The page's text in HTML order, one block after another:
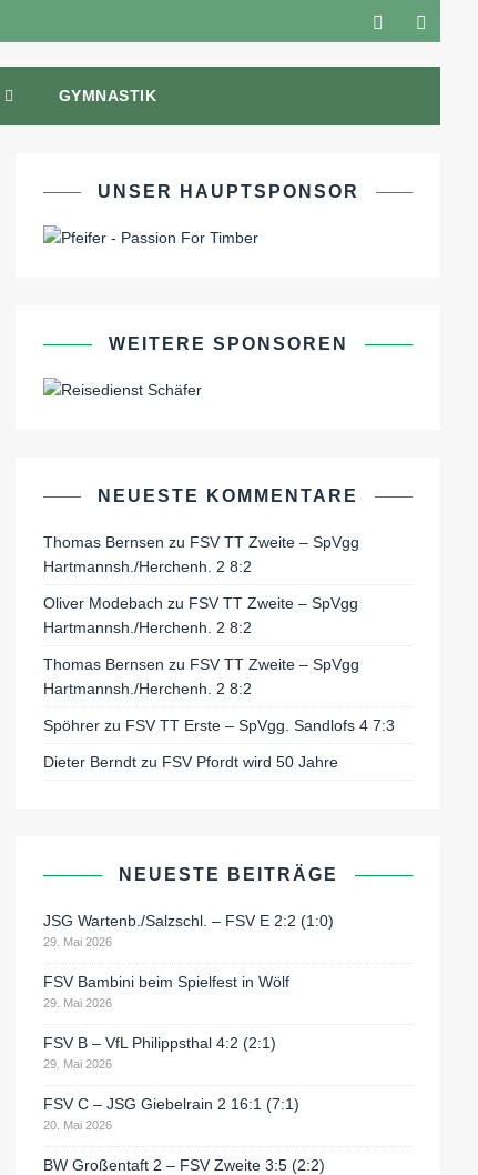
GYMNASTIK
UNSER HAUPTSPONSOR
WEITERE SPONSOREN
NEUESTE KOMMENTARE
Thomas Bernsen zu FSV TT Zweite – SpVgg
Hartmannsh./Herchenh. 2 8:2
Oliver Modebach zu FSV TT Zweite – SpVgg
Hartmannsh./Herchenh. 2 8:2
Thomas Bernsen zu FSV TT Zweite – SpVgg
Hartmannsh./Herchenh. 2 8:2
Spöhrer zu FSV TT Erste – SpVgg. Sandlofs 4 7:3
Dieter Berndt zu FSV Pfordt wird 50 Jahre
NEUESTE BEITRÄGE
JSG Wartenb./Salzschl. – FSV E 2:2 (1:0)
29. Mai 2026
FSV Bambini beim Spielfest in Wölf
29. Mai 2026
FSV B – VfL Philippsthal 4:2 (2:1)
29. Mai 2026
FSV C – JSG Giebelrain 2 16:1 (7:1)
20. Mai 2026
BW Großentaft 2 – FSV Zweite 3:5 (2:2)